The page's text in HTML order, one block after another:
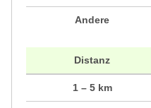
Andere
Distanz
1 – 5 km